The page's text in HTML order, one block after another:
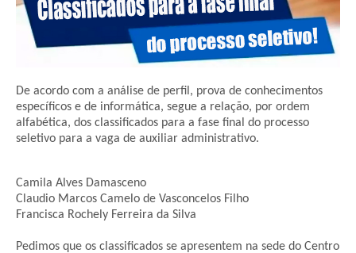
De acordo com a análise de perfil, prova de conhecimentos
específicos e de informática, segue a relação, por ordem
alfabética, dos classificados para a fase final do processo
seletivo para a vaga de auxiliar administrativo.
Camila Alves Damasceno
Claudio Marcos Camelo de Vasconcelos Filho
Francisca Rochely Ferreira da Silva
Pedimos que os classificados se apresentem na sede do Centro